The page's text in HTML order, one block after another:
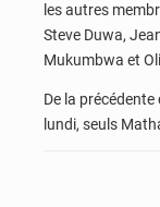
les autres
Steve Duwa,
Mukumbwa et
De la
lundi, seuls